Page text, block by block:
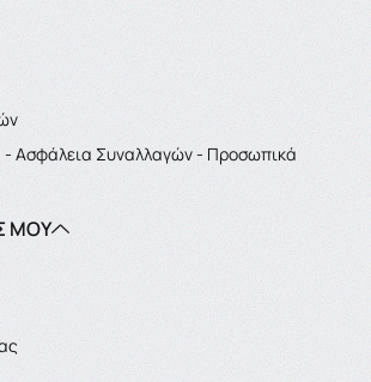
- Ασφάλεια Συναλλαγών - Προσωπικά
ΜΟΥ